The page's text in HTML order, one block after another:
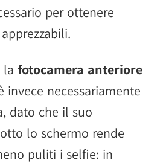
per ottenere
la fotocamera anteriore
invece necessariamente
dato che il suo
lo schermo rende
puliti i selfie: in